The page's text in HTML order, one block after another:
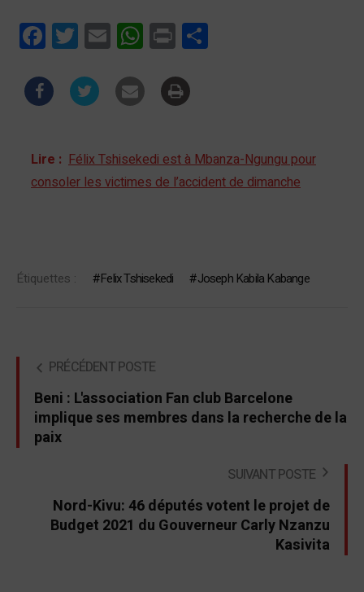
FacebookTwitterEmail WhatsApp
Print
Lire : Félix Tshisekedi est à Mbanza-Ngungu pour
consoler les victimes de l’accident de dimanche
Étiquettes : Felix Tshisekedi Joseph Kabila Kabange
PRÉCÉDENT POSTE
Beni : L'association Fan club Barcelone
implique ses membres dans la recherche de la
paix
SUIVANT POSTE
Nord-Kivu: 46 députés votent le projet de
Budget 2021 du Gouverneur Carly Nzanzu
Kasivita